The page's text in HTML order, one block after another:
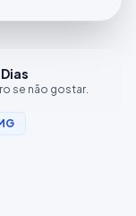
se não gostar.